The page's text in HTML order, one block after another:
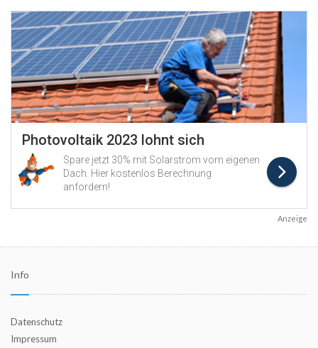
Anzeige
Info
Datenschutz
Impressum